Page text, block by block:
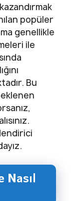
popüler
genellikle
ile
Bu
Nasıl